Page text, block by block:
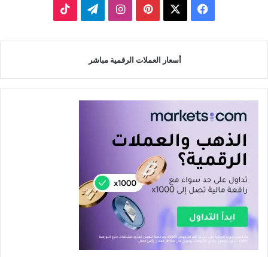
فيسبوك بينتيريستانستقرامتيلقرام
أسعار العملات الرقمية مباشر